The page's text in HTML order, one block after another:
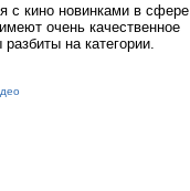
с кино новинками в сфере
очень качественное
на категории.